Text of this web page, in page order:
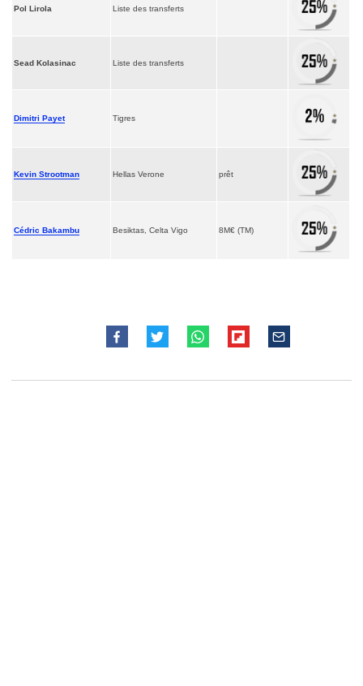
Pol Lirola Liste des transferts
Sead Kolasinac Liste des transferts
Dimitri Payet Tigres
Kevin Strootman Hellas Verone prêt
Cédric Bakambu Besiktas, Celta Vigo 8M€ (TM)